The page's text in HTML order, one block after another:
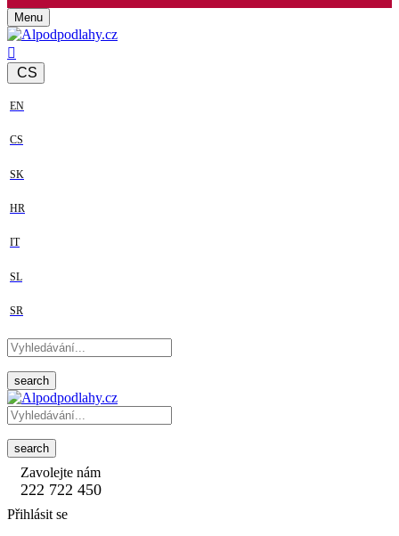
Menu
CS
EN
CS
SK
HR
IT
SL
SR
search
search
Zavolejte nám
222 722 450
Přihlásit se